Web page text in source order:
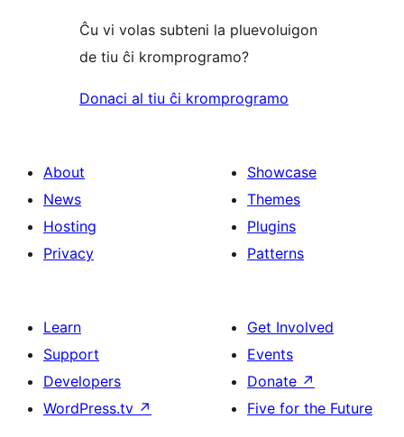
Ĉu vi volas subteni la pluevoluigon
de tiu ĉi kromprogramo?
Donaci al tiu ĉi kromprogramo
About
News
Hosting
Privacy
Showcase
Themes
Plugins
Patterns
Learn
Support
Developers
WordPress.tv ↗
Get Involved
Events
Donate ↗
Five for the Future